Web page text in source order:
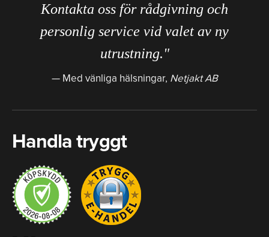
Kontakta oss för rådgivning och
personlig service vid valet av ny
utrustning."
Med vänliga hälsningar, Netjakt AB
Handla tryggt